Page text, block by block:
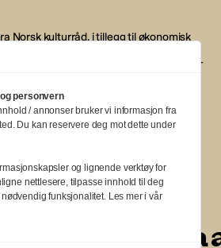
Norsk kulturråd, i tillegg til økonomisk
komponistforening og
drives etter Redaktør- og Vær Varsom-
MUSIKKMAGASIN
a
aa
aa
personvern
/ annonser bruker vi informasjon fra
Du kan reservere deg mot dette under
og lignende verktøy for
nettlesere, tilpasse innhold til deg
funksjonalitet. Les mer i vår